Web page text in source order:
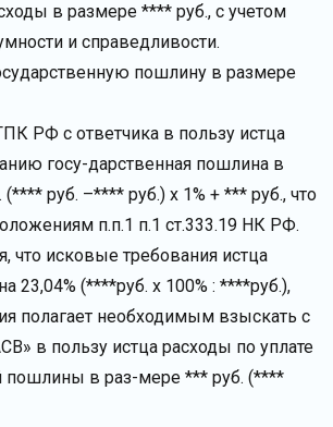
в размере **** руб., с учетом
и справедливости.
пошлину в размере
РФ с ответчика в пользу истца
госу-дарственная пошлина в
руб. –**** руб.) х 1% + *** руб., что
п.п.1 п.1 ст.333.19 НК РФ.
что исковые требования истца
23,04% (****руб. х 100% : ****руб.),
полагает необходимым взыскать с
в пользу истца расходы по уплате
пошлины в раз-мере *** руб. (****